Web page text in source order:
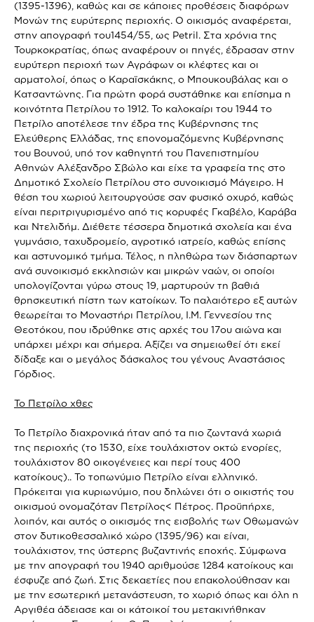
(1395-1396), καθώς και σε κάποιες προθέσεις διαφόρων
Μονών της ευρύτερης περιοχής. Ο οικισμός αναφέρεται,
στην απογραφή του1454/55, ως Petril. Στα χρόνια της
Τουρκοκρατίας, όπως αναφέρουν οι πηγές, έδρασαν στην
ευρύτερη περιοχή των Αγράφων οι κλέφτες και οι
αρματολοί, όπως ο Καραϊσκάκης, ο Μπουκουβάλας και ο
Κατσαντώνης. Για πρώτη φορά συστάθηκε και επίσημα η
κοινότητα Πετρίλου το 1912. Το καλοκαίρι του 1944 το
Πετρίλο αποτέλεσε την έδρα της Κυβέρνησης της
Ελεύθερης Ελλάδας, της επονομαζόμενης Κυβέρνησης
του Βουνού, υπό τον καθηγητή του Πανεπιστημίου
Αθηνών Αλέξανδρο Σβώλο και είχε τα γραφεία της στο
Δημοτικό Σχολείο Πετρίλου στο συνοικισμό Μάγειρο. Η
θέση του χωριού λειτουργούσε σαν φυσικό οχυρό, καθώς
είναι περιτριγυρισμένο από τις κορυφές Γκαβέλο, Καράβα
και Ντελιδήμ. Διέθετε τέσσερα δημοτικά σχολεία και ένα
γυμνάσιο, ταχυδρομείο, αγροτικό ιατρείο, καθώς επίσης
και αστυνομικό τμήμα. Τέλος, η πληθώρα των διάσπαρτων
ανά συνοικισμό εκκλησιών και μικρών ναών, οι οποίοι
υπολογίζονται γύρω στους 19, μαρτυρούν τη βαθιά
θρησκευτική πίστη των κατοίκων. Το παλαιότερο εξ αυτών
θεωρείται το Μοναστήρι Πετρίλου, Ι.Μ. Γεννεσίου της
Θεοτόκου, που ιδρύθηκε στις αρχές του 17ου αιώνα και
υπάρχει μέχρι και σήμερα. Αξίζει να σημειωθεί ότι εκεί
δίδαξε και ο μεγάλος δάσκαλος του γένους Αναστάσιος
Γόρδιος.
Το Πετρίλο χθες
Το Πετρίλο διαχρονικά ήταν από τα πιο ζωντανά χωριά
της περιοχής (το 1530, είχε τουλάχιστον οκτώ ενορίες,
τουλάχιστον 80 οικογένειες και περί τους 400
κατοίκους).. Το τοπωνύμιο Πετρίλο είναι ελληνικό.
Πρόκειται για κυριωνύμιο, που δηλώνει ότι ο οικιστής του
οικισμού ονομαζόταν Πετρίλος< Πέτρος. Προϋπήρχε,
λοιπόν, και αυτός ο οικισμός της εισβολής των Οθωμανών
στον δυτικοθεσσαλικό χώρο (1395/96) και είναι,
τουλάχιστον, της ύστερης βυζαντινής εποχής. Σύμφωνα
με την απογραφή του 1940 αριθμούσε 1284 κατοίκους και
έσφυζε από ζωή. Στις δεκαετίες που επακολούθησαν και
με την εσωτερική μετανάστευση, το χωριό όπως και όλη η
Αργιθέα άδειασε και οι κάτοικοί του μετακινήθηκαν